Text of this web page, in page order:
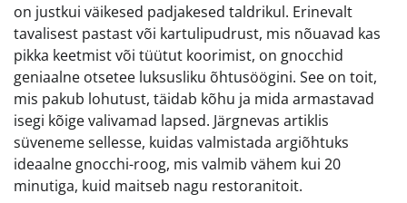
on justkui väikesed padjakesed taldrikul. Erinevalt
tavalisest pastast või kartulipudrust, mis nõuavad kas
pikka keetmist või tüütut koorimist, on gnocchid
geniaalne otsetee luksusliku õhtusöögini. See on toit,
mis pakub lohutust, täidab kõhu ja mida armastavad
isegi kõige valivamad lapsed. Järgnevas artiklis
süveneme sellesse, kuidas valmistada argiõhtuks
ideaalne gnocchi-roog, mis valmib vähem kui 20
minutiga, kuid maitseb nagu restoranitoit.